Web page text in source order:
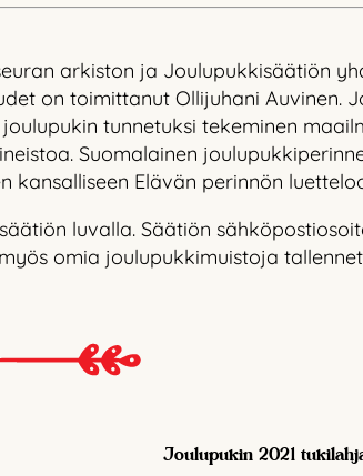
arkiston ja Joulupukkisäätiön
on toimittanut Ollijuhani Auvinen.
tunnetuksi tekeminen
Suomalainen
kansalliseen Elävän perinnön
luvalla. Säätiön
omia joulupukkimuistoja
Joulupukin 2021